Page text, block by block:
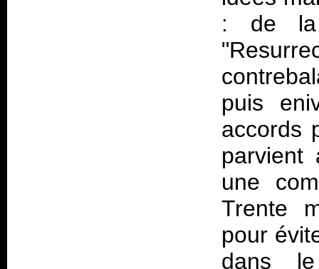
: de
puis
accords
parvient
une
Trente
pour
dans